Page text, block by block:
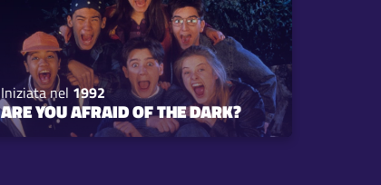
Iniziata nel1992
ARE YOU AFRAID OF THE DARK?